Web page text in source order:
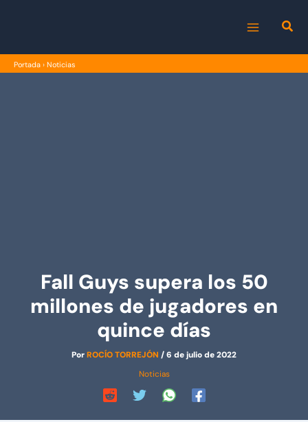
MENU
Portada › Noticias
Fall Guys supera los 50
millones de jugadores en
quince días
PorROCÍO TORREJÓN /6 de julio de 2022
Noticias